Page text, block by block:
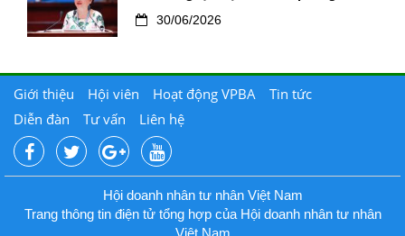
30/06/2026
Giới thiệu Hội viên Hoạt động VPBA
Tin tức
Diễn đàn
Tư vấn Liên hệ
Hội doanh nhân tư nhân Việt Nam
Trang thông tin điện tử tổng hợp của Hội doanh nhân tư nhân
Việt Nam